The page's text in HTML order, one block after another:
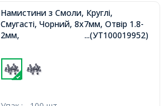
Намистини з Смоли, Круглі,
Смугасті, Чорний, 8х7мм, Отвір 1.8-
2мм,
...(УТ100019952)